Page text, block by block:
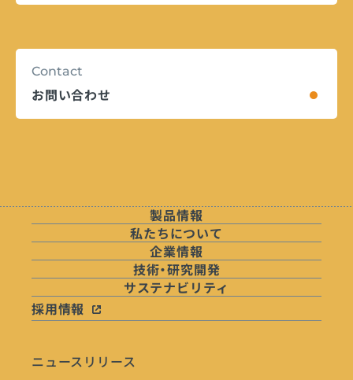
Contact
お問い合わせ
製品情報
私たちについて
企業情報
技術・研究開発
サステナビリティ
採用情報
ニュースリリース